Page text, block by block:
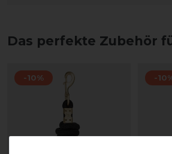
Das perfekte Zubehör
-10% -